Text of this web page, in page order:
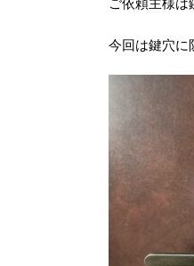
今回は鍵穴に